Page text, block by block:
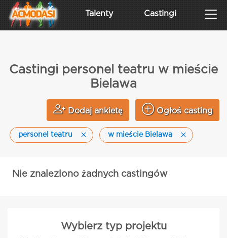
Talenty Castingi
Castingi personel teatru w mieście
Bielawa
Dodaj ankietę Ogłoś casting
personel teatru w mieście Bielawa
Nie znaleziono żadnych castingów
Wybierz typ projektu